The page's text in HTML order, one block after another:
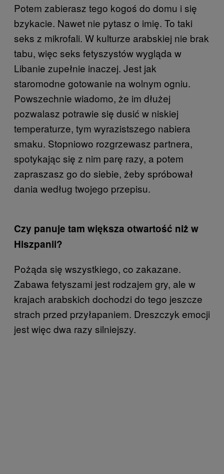
Potem zabierasz tego kogoś do domu i się
bzykacie. Nawet nie pytasz o imię. To taki
seks z mikrofali. W kulturze arabskiej nie brak
tabu, więc seks fetyszystów wygląda w
Libanie zupełnie inaczej. Jest jak
staromodne gotowanie na wolnym ogniu.
Powszechnie wiadomo, że im dłużej
pozwalasz potrawie się dusić w niskiej
temperaturze, tym wyrazistszego nabiera
smaku. Stopniowo rozgrzewasz partnera,
spotykając się z nim parę razy, a potem
zapraszasz go do siebie, żeby spróbował
dania według twojego przepisu.
Czy panuje tam większa otwartość niż w
Hiszpanii?
Pożąda się wszystkiego, co zakazane.
Zabawa fetyszami jest rodzajem gry, ale w
krajach arabskich dochodzi do tego jeszcze
strach przed przyłapaniem. Dreszczyk emocji
jest więc dwa razy silniejszy.